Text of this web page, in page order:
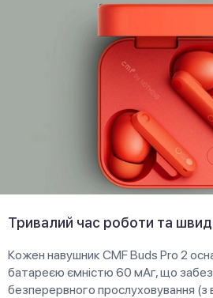
Тривалий час роботи та
Кожен навушник CMF Buds Pro 2
батареєю ємністю 60 мАг, що
безперервного прослуховування